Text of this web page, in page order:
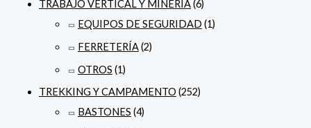
TRABAJO VERTICAL Y MINERÍA(6)
EQUIPOS DE SEGURIDAD (1)
FERRETERÍA(2)
OTROS (1)
TREKKING Y CAMPAMENTO (252)
BASTONES (4)